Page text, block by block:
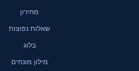
מחירון
שאלות נפוצות
בלוג
מילון מונחים